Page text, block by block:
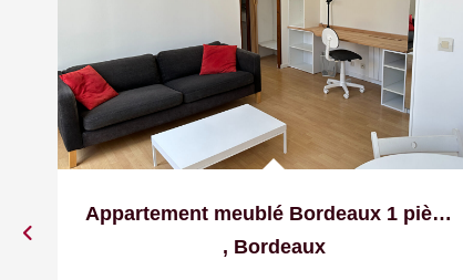
Appartement meublé Bordeaux 1 pièce(s) 33.13 m2
, Bordeaux